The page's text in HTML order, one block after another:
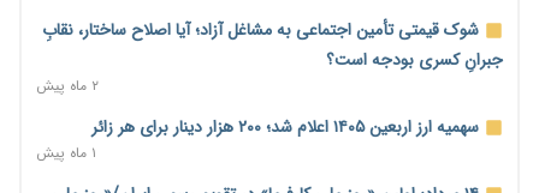
بنگاه‌داری بانک‌ها؛ مانع بزرگ خانه‌دار شدن مستأجران
نماینده مجلس: توسعه مرزهای زمینی به راهبرد تأمین کالاهای
اساسی تبدیل شود
۱ روز پیش
شوک قیمتی تأمین اجتماعی به مشاغل آزاد؛ آیا اصلاح ساختار، نقابِ
جبرانِ کسری بودجه است؟
۲ ماه پیش
سهمیه ارز اربعین ۱۴۰۵ اعلام شد؛ ۲۰۰ هزار دینار برای هر زائر
۱ ماه پیش